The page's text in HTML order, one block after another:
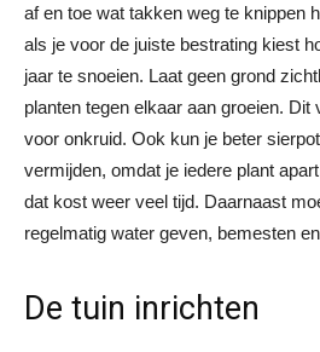
af en toe wat takken weg te knippen
als je voor de juiste bestrating kiest
jaar te snoeien. Laat geen grond
planten tegen elkaar aan groeien.
voor onkruid. Ook kun je beter
vermijden, omdat je iedere plant
dat kost weer veel tijd. Daarnaast
regelmatig water geven, bemesten
De tuin inrichten